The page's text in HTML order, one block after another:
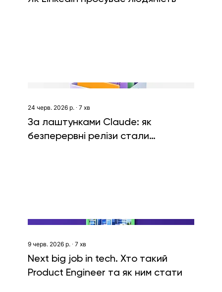
24 черв. 2026 р. ∙ 7 хв
За лаштунками Claude: як
безперервні релізи стали
9 черв. 2026 р.∙ 7 хв
Next big job in tech. Хто такий
Product Engineer та як ним стати